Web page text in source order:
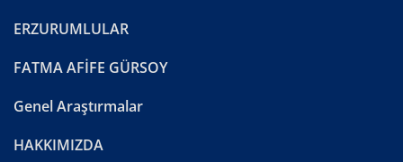
ERZURUMLULAR
FATMA AFİFE GÜRSOY
Genel Araştırmalar
HAKKIMIZDA